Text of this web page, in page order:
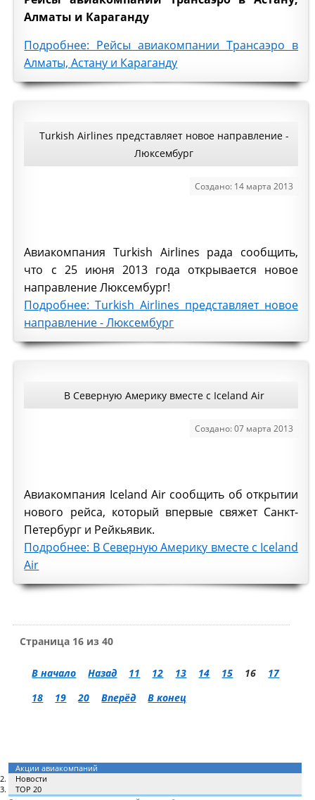
Алматы и Караганду
Подробнее: Рейсы авиакомпании Трансаэро в
Алматы, Астану и Караганду
Turkish Airlines представляет новое направление -
Люксембург
Создано: 14 марта 2013
Авиакомпания Turkish Airlines рада сообщить,
что с 25 июня 2013 года открывается новое
направление Люксембург!
Подробнее: Turkish Airlines представляет новое
направление - Люксембург
В Северную Америку вместе с Iceland Air
Создано: 07 марта 2013
Авиакомпания Iceland Air сообщить об открытии
нового рейса, который впервые свяжет Санкт-
Петербург и Рейкьявик.
Подробнее: В Северную Америку вместе с Iceland
Air
Страница 16 из 40
В начало Назад 11 12 13 14 15 16
17
18
19 20 Вперёд В конец
Акции авиакомпаний
Новости
TOP 20